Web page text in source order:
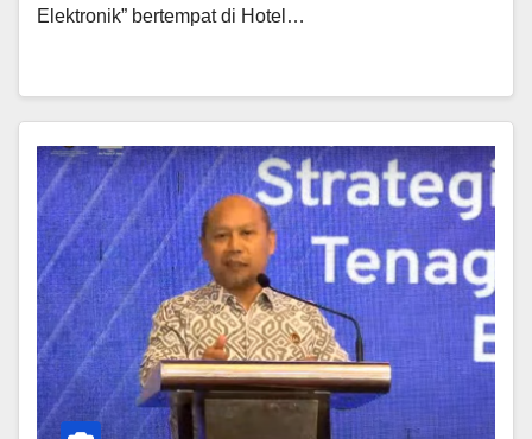
Elektronik” bertempat di Hotel…